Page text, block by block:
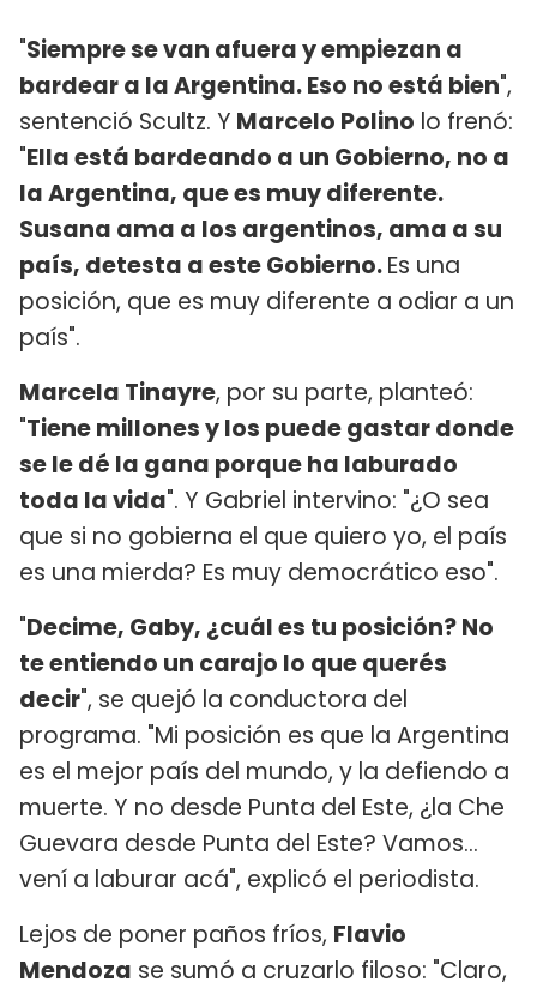
"Siempre se van afuera y empiezan a
bardear a la Argentina. Eso no está bien",
sentenció Scultz. Y Marcelo Polino lo frenó:
"Ella está bardeando a un Gobierno, no a
la Argentina, que es muy diferente.
Susana ama a los argentinos, ama a su
país, detesta a este Gobierno.Es una
posición, que es muy diferente a odiar a un
país".
Marcela Tinayre, por su parte, planteó:
"Tiene millones y los puede gastar donde
se le dé la gana porque ha laburado
toda la vida". Y Gabriel intervino: "¿O sea
que si no gobierna el que quiero yo, el país
es una mierda? Es muy democrático eso".
"Decime, Gaby, ¿cuál es tu posición? No
te entiendo un carajo lo que querés
decir", se quejó la conductora del
programa. "Mi posición es que la Argentina
es el mejor país del mundo, y la defiendo a
muerte. Y no desde Punta del Este, ¿la Che
Guevara desde Punta del Este? Vamos...
vení a laburar acá", explicó el periodista.
Lejos de poner paños fríos, Flavio
Mendoza se sumó a cruzarlo filoso: "Claro,